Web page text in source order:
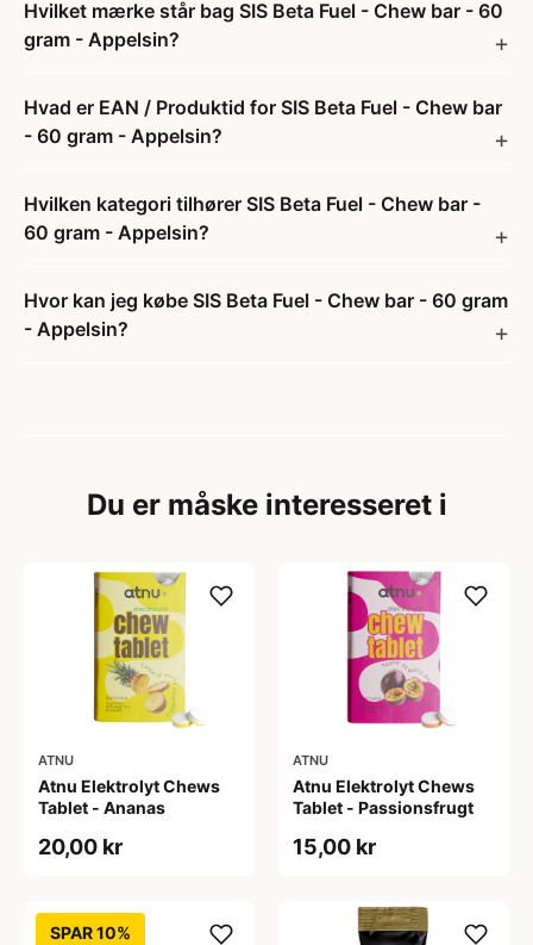
Hvilket mærke står bag SIS Beta Fuel - Chew bar - 60
gram - Appelsin?
Hvad er EAN / Produktid for SIS Beta Fuel - Chew bar
- 60 gram - Appelsin?
Hvilken kategori tilhører SIS Beta Fuel - Chew bar -
60 gram - Appelsin?
Hvor kan jeg købe SIS Beta Fuel - Chew bar - 60 gram
- Appelsin?
Du er måske interesseret i
ATNU
Atnu Elektrolyt Chews
Tablet - Ananas
20,00 kr
ATNU
Atnu Elektrolyt Chews
Tablet - Passionsfrugt
15,00 kr
SPAR 10%